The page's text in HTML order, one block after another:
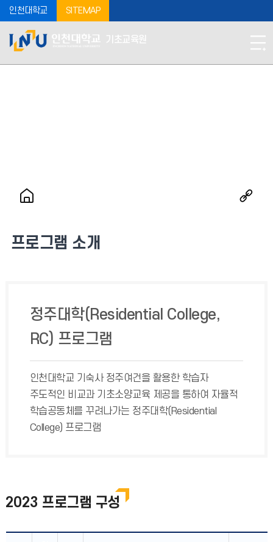
인천대학교 SITEMAP
기초교육원
프로그램 소개
정주대학(Residential College,
RC) 프로그램
인천대학교 기숙사 정주여건을 활용한 학습자
주도적인 비교과 기초소양교육 제공을 통하여 자율적
학습공동체를 꾸려나가는 정주대학(Residential
College) 프로그램
2023 프로그램 구성